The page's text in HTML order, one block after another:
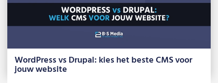
WordPress vs Drupal: kies het beste CMS voor
jouw website